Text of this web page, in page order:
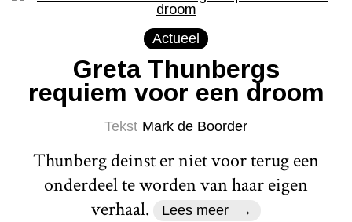
Actueel
Greta Thunbergs
requiem voor een droom
Tekst Mark de Boorder
Thunberg deinst er niet voor terug een
onderdeel te worden van haar eigen
verhaal.
Lees meer